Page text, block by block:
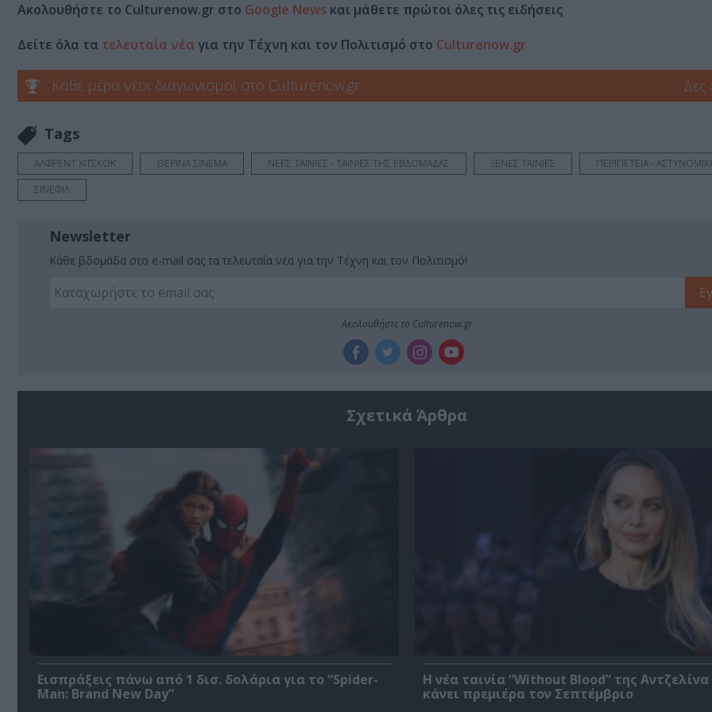
Ακολουθήστε το Culturenow.gr στο Google News και μάθετε πρώτοι όλες τις ειδήσεις
Δείτε όλα τα τελευταία νέα για την Τέχνη και τον Πολιτισμό στο Culturenow.gr
Κάθε μέρα νέοι διαγωνισμοί στο Culturenow.gr Δες
Tags
ΑΛΦΡΕΝΤ ΧΙΤΣΚΟΚ ΘΕΡΙΝΑ ΣΙΝΕΜΑ ΝΕΕΣ ΤΑΙΝΙΕΣ - ΤΑΙΝΙΕΣ ΤΗΣ ΕΒΔΟΜΑΔΑΣ ΞΕΝΕΣ ΤΑΙΝΙΕΣ
ΠΕΡΙΠΕΤΕΙΑ -
ΣΙΝΕΦΙΛ
Newsletter
Κάθε βδομάδα στο e-mail σας τα τελευταία νέα για την Τέχνη και τον Πολιτισμό!
Ακολουθήστε το Culturenow.gr
Σχετικά Άρθρα
Εισπράξεις πάνω από 1 δισ. δολάρια για το “Spider-
Man: Brand New Day”
Η νέα ταινία “Without Blood” της
κάνει πρεμιέρα τον Σεπτέμβριο